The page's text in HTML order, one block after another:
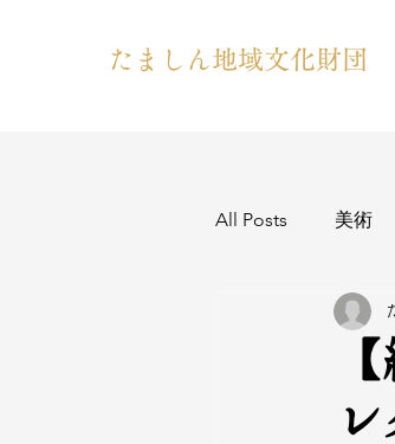
たましん地域文化財団
All Posts 美術